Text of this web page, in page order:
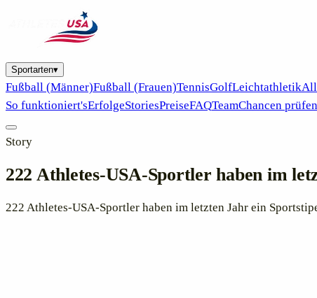
Sportarten▾
Fußball (Männer)Fußball (Frauen)TennisGolfLeichtathletik
So funktioniert'sErfolgeStoriesPreiseFAQTeamChancen prüfen
Story
222 Athletes-USA-Sportler haben im
222 Athletes-USA-Sportler haben im letzten Jahr ein